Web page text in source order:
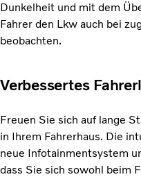
Dunkelheit und mit dem
Fahrer den Lkw auch bei
beobachten.
Verbessertes
Freuen Sie sich auf lange
in Ihrem Fahrerhaus. Die
neue Infotainmentsystem
dass Sie sich sowohl beim